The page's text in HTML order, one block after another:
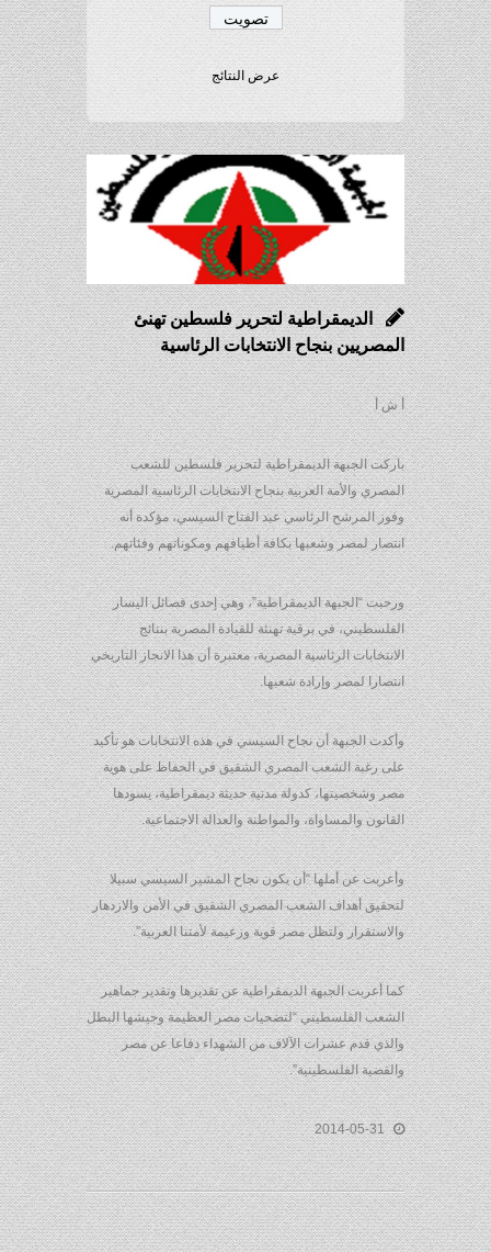
عرض النتائج
الديمقراطية لتحرير فلسطين تهنئ
المصريين بنجاح الانتخابات الرئاسية
أ ش أ
باركت الجبهة الديمقراطية لتحرير فلسطين للشعب
المصري والأمة العربية بنجاح الانتخابات الرئاسية المصرية
وفوز المرشح الرئاسي عبد الفتاح السيسي، مؤكدة أنه
انتصار لمصر وشعبها بكافة أطيافهم ومكوناتهم وفئاتهم.
ورحبت “الجبهة الديمقراطية”، وهي إحدى فصائل اليسار
الفلسطيني، في برقية تهنئة للقيادة المصرية بنتائج
الانتخابات الرئاسية المصرية، معتبرة أن هذا الانجاز التاريخي
انتصارا لمصر وإرادة شعبها.
وأكدت الجبهة أن نجاح السيسي في هذه الانتخابات هو تأكيد
على رغبة الشعب المصري الشقيق في الحفاظ على هوية
مصر وشخصيتها، كدولة مدنية حديثة ديمقراطية، يسودها
القانون والمساواة، والمواطنة والعدالة الاجتماعية.
وأعربت عن أملها “أن يكون نجاح المشير السيسي سبيلا
لتحقيق أهداف الشعب المصري الشقيق في الأمن والازدهار
والاستقرار ولتظل مصر قوية وزعيمة لأمتنا العربية”.
كما أعربت الجبهة الديمقراطية عن تقديرها وتقدير جماهير
الشعب الفلسطيني “لتضحيات مصر العظيمة وجيشها البطل
والذي قدم عشرات الآلاف من الشهداء دفاعا عن مصر
والقضية الفلسطينية”.
2014-05-31